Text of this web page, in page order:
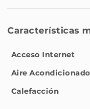
Características
Acceso Internet
Aire Acondicionado
Calefacción